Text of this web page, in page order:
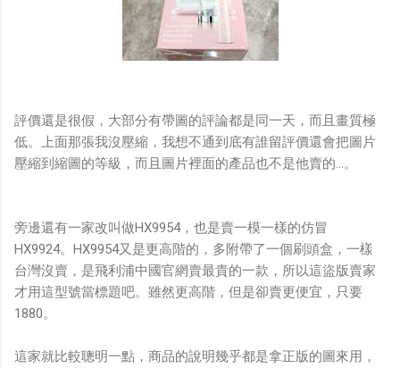
評價還是很假，大部分有帶圖的評論都是同一天，而且畫質極
低。上面那張我沒壓縮，我想不通到底有誰留評價還會把圖片
壓縮到縮圖的等級，而且圖片裡面的產品也不是他賣的...。
旁邊還有一家改叫做HX9954，也是賣一模一樣的仿冒
HX9924。HX9954又是更高階的，多附帶了一個刷頭盒，一樣
台灣沒賣，是飛利浦中國官網賣最貴的一款，所以這盜版賣家
才用這型號當標題吧。雖然更高階，但是卻賣更便宜，只要
1880。
這家就比較聰明一點，商品的說明幾乎都是拿正版的圖來用，